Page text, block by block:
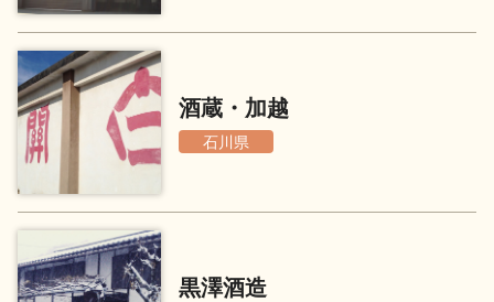
地酒・イベント情報
イベント情報TOP
酒蔵・加越
石川県
黒澤酒造